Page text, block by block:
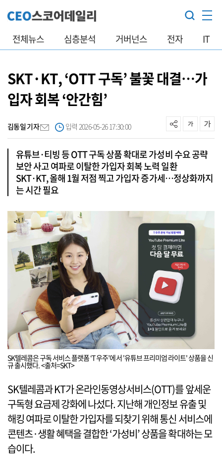
전체뉴스 심층분석 거버넌스 전자 IT
SKT·KT, ‘OTT 구독’ 불꽃 대결…가
입자 회복 ‘안간힘’
김동일 기자 입력 2026-05-26 17:30:00
유튜브·티빙 등 OTT 구독 상품 확대로 가성비 수요 공략
보안 사고 여파로 이탈한 가입자 회복 노력 일환
SKT·KT, 올해 1월 저점 찍고 가입자 증가세…정상화까지
는 시간 필요
SK텔레콤은 구독 서비스 플랫폼 ‘T 우주’에서 '유튜브 프리미엄 라이트' 상품을 신
규 출시했다. <출처=SKT>
SK텔레콤과 KT가 온라인동영상서비스(OTT)를 앞세운
구독형 요금제 강화에 나섰다. 지난해 개인정보 유출 및
해킹 여파로 이탈한 가입자를 되찾기 위해 통신 서비스에
콘텐츠·생활 혜택을 결합한 ‘가성비’ 상품을 확대하는 모
습이다.